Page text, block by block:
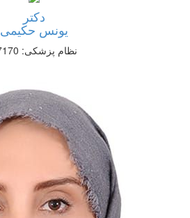
دکتر
یونس حکیمی
نظام پزشکی: 57170